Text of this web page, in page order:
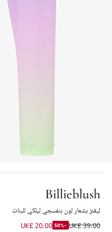
Billieblush
ليقنز بشعار لون بنفسجي ليلكي للبنات
UK£ 39.00
-50%
UK£ 20.00